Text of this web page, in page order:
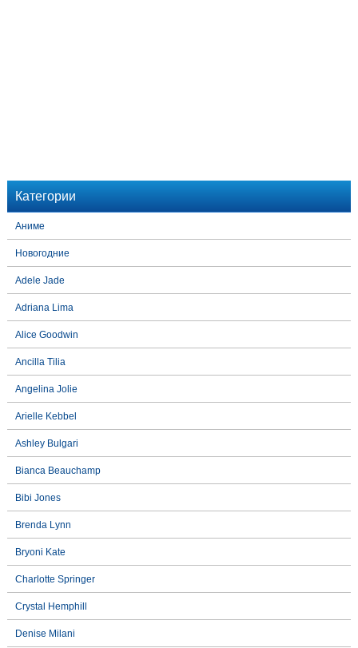
Категории
Аниме
Новогодние
Adele Jade
Adriana Lima
Alice Goodwin
Ancilla Tilia
Angelina Jolie
Arielle Kebbel
Ashley Bulgari
Bianca Beauchamp
Bibi Jones
Brenda Lynn
Bryoni Kate
Charlotte Springer
Crystal Hemphill
Denise Milani